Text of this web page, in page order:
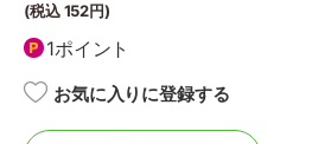
(税込152円)
1ポイント
お気に入りに登録する